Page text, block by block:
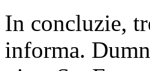
In concluzie,
informa.